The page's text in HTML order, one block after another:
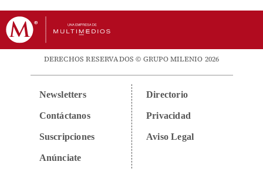
DERECHOS RESERVADOS © GRUPO MILENIO 2026
Newsletters
Contáctanos
Suscripciones
Anúnciate
Directorio
Privacidad
Aviso Legal